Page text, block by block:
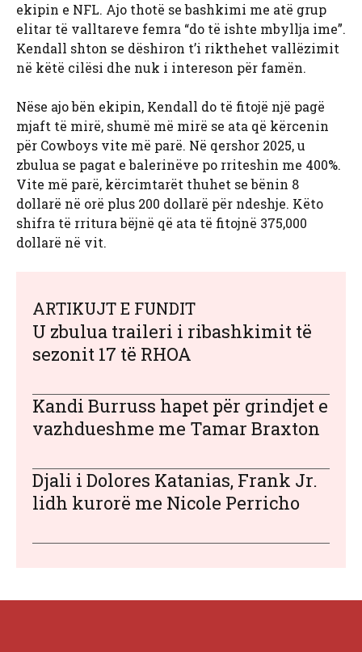
ekipin e NFL. Ajo thotë se bashkimi me atë grup
elitar të valltareve femra “do të ishte mbyllja ime”.
Kendall shton se dëshiron t’i rikthehet vallëzimit
në këtë cilësi dhe nuk i intereson për famën.
Nëse ajo bën ekipin, Kendall do të fitojë një pagë
mjaft të mirë, shumë më mirë se ata që kërcenin
për Cowboys vite më parë. Në qershor 2025, u
zbulua se pagat e balerinëve po rriteshin me 400%.
Vite më parë, kërcimtarët thuhet se bënin 8
dollarë në orë plus 200 dollarë për ndeshje. Këto
shifra të rritura bëjnë që ata të fitojnë 375,000
dollarë në vit.
ARTIKUJT E FUNDIT
U zbulua traileri i ribashkimit të
sezonit 17 të RHOA
Kandi Burruss hapet për grindjet e
vazhdueshme me Tamar Braxton
Djali i Dolores Katanias, Frank Jr.
lidh kurorë me Nicole Perricho